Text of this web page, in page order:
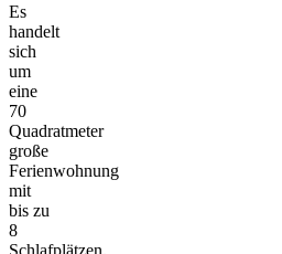
Es
handelt
sich
um
eine
70
Quadratmeter
große
Ferienwohnung
mit
bis zu
8
Schlafplätzen.